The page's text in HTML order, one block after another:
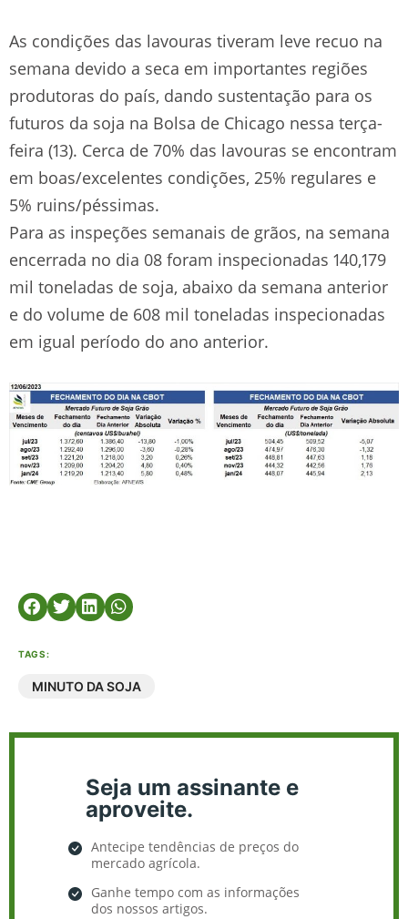
As condições das lavouras tiveram leve recuo na
semana devido a seca em importantes regiões
produtoras do país, dando sustentação para os
futuros da soja na Bolsa de Chicago nessa terça-
feira (13). Cerca de 70% das lavouras se encontram
em boas/excelentes condições, 25% regulares e
5% ruins/péssimas.
Para as inspeções semanais de grãos, na semana
encerrada no dia 08 foram inspecionadas 140,179
mil toneladas de soja, abaixo da semana anterior
e do volume de 608 mil toneladas inspecionadas
em igual período do ano anterior.
TAGS:
MINUTO DA SOJA
Seja um assinante e
aproveite.
Antecipe tendências de preços do
mercado agrícola.
Ganhe tempo com as informações
dos nossos artigos.